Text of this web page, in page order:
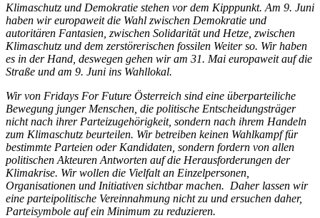
Klimaschutz und Demokratie stehen vor dem Kipppunkt. Am 9. Juni
haben wir europaweit die Wahl zwischen Demokratie und
autoritären Fantasien, zwischen Solidarität und Hetze, zwischen
Klimaschutz und dem zerstörerischen fossilen Weiter so. Wir haben
es in der Hand, deswegen gehen wir am 31. Mai europaweit auf die
Straße und am 9. Juni ins Wahllokal.
Wir von Fridays For Future Österreich sind eine überparteiliche
Bewegung junger Menschen, die politische Entscheidungsträger
nicht nach ihrer Parteizugehörigkeit, sondern nach ihrem Handeln
zum Klimaschutz beurteilen. Wir betreiben keinen Wahlkampf für
bestimmte Parteien oder Kandidaten, sondern fordern von allen
politischen Akteuren Antworten auf die Herausforderungen der
Klimakrise. Wir wollen die Vielfalt an Einzelpersonen,
Organisationen und Initiativen sichtbar machen. Daher lassen wir
eine parteipolitische Vereinnahmung nicht zu und ersuchen daher,
Parteisymbole auf ein Minimum zu reduzieren.